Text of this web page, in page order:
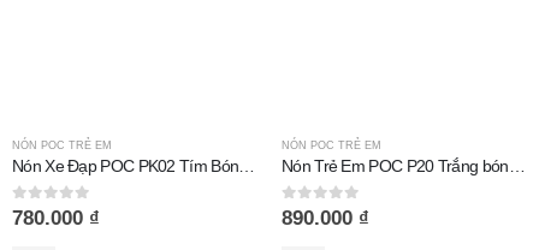
NÓN POC TRẺ EM
0out of 5
780.000 ₫
NÓN POC TRẺ EM
0out of 5
890.000 ₫